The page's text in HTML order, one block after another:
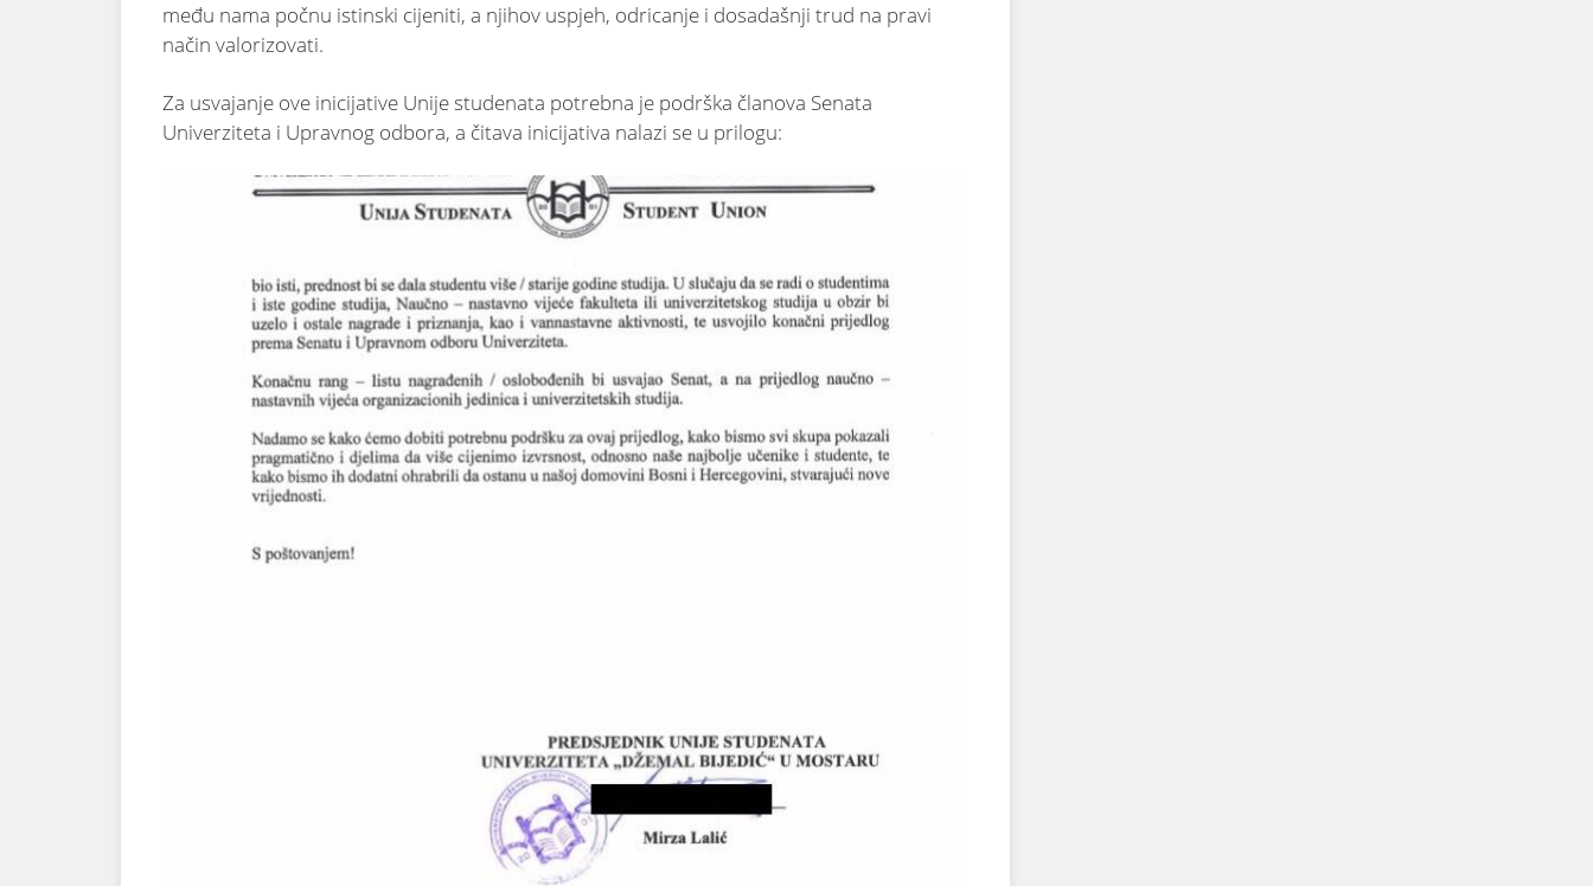
među nama počnu istinski cijeniti, a njihov uspjeh, odricanje i dosadašnji trud na pravi
način valorizovati.
Za usvajanje ove inicijative Unije studenata potrebna je podrška članova Senata
Univerziteta i Upravnog odbora, a čitava inicijativa nalazi se u prilogu: